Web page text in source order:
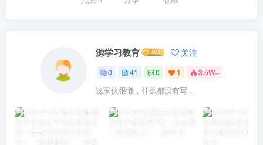
源学习教育 关注
0 41 0 1 3.5W+
这家伙很懒，什么都没有写...